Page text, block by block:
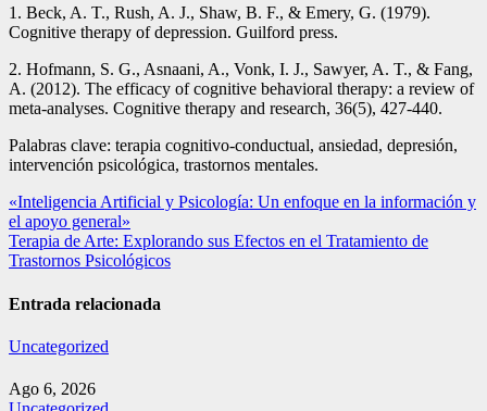
1. Beck, A. T., Rush, A. J., Shaw, B. F., & Emery, G. (1979).
Cognitive therapy of depression. Guilford press.
2. Hofmann, S. G., Asnaani, A., Vonk, I. J., Sawyer, A. T., & Fang,
A. (2012). The efficacy of cognitive behavioral therapy: a review of
meta-analyses. Cognitive therapy and research, 36(5), 427-440.
Palabras clave: terapia cognitivo-conductual, ansiedad, depresión,
intervención psicológica, trastornos mentales.
Navegación
de
entradas
«Inteligencia Artificial y Psicología: Un enfoque en la información y
el apoyo general»
Terapia de Arte: Explorando sus Efectos en el Tratamiento de
Trastornos Psicológicos
Entrada relacionada
Uncategorized
Ago 6, 2026